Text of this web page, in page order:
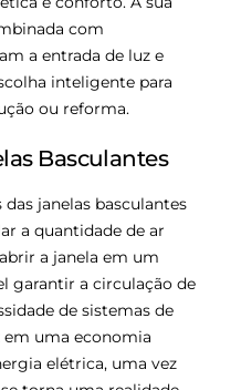
com
a entrada de luz e
inteligente para
ou reforma.
Basculantes
janelas basculantes
a quantidade de ar
a janela em um
garantir a circulação de
de sistemas de
em uma economia
elétrica, uma vez